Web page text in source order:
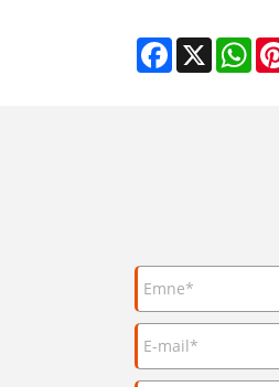
Facebook
X